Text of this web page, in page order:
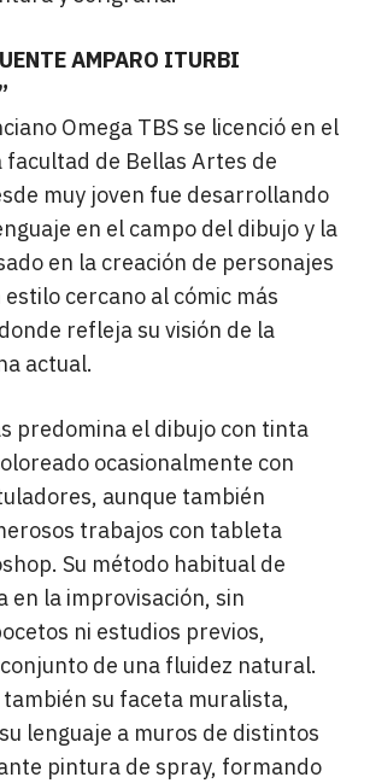
AMPARO ITURBI
Omega TBS se licenció en el
facultad de Bellas Artes de
muy joven fue desarrollando
en el campo del dibujo y la
en la creación de personajes
cercano al cómic más
refleja su visión de la
actual.
predomina el dibujo con tinta
ocasionalmente con
aunque también
trabajos con tableta
Su método habitual de
en la improvisación, sin
ni estudios previos,
de una fluidez natural.
su faceta muralista,
lenguaje a muros de distintos
pintura de spray, formando